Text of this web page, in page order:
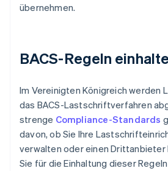
übernehmen.
BACS-Regeln
Im Vereinigten Königreich werden
das BACS-Lastschriftverfahren
strenge Compliance-Standards
davon, ob Sie Ihre
verwalten oder einen Drittanbieter
Sie für die Einhaltung dieser